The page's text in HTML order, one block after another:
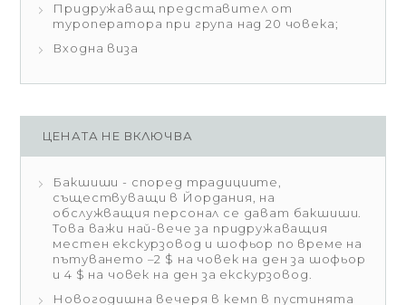
Придружаващ представител от
туроператора при група над 20 човека;
Входна виза
ЦЕНАТА НЕ ВКЛЮЧВА
Бакшиши - според традициите,
съществуващи в Йордания, на
обслужващия персонал се дават бакшиши.
Това важи най-вече за придружаващия
местен екскурзовод и шофьор по време на
пътуването –2 $ на човек на ден за шофьор
и 4 $ на човек на ден за екскурзовод.
Новогодишна вечеря в кемп в пустинята